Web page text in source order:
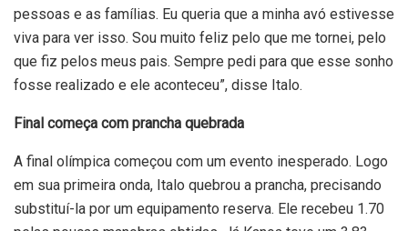
pessoas e as famílias. Eu queria que a minha avó estivesse
viva para ver isso. Sou muito feliz pelo que me tornei, pelo
que fiz pelos meus pais. Sempre pedi para que esse sonho
fosse realizado e ele aconteceu”, disse Italo.
Final começa com prancha quebrada
A final olímpica começou com um evento inesperado. Logo
em sua primeira onda, Italo quebrou a prancha, precisando
substituí-la por um equipamento reserva. Ele recebeu 1.70